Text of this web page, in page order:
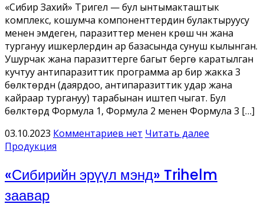
«Сибир Захий» Тригел — бул ынтымакташтык
комплекс, кошумча компоненттердин булактыруусу
менен эмдеген, паразиттер менен күрөшүү үчүн жана
тургануу ишкерлердин ар базасында сунуш кылынган.
Ушурчак жана паразиттерге багыт берүүгө каратылган
кучтуу антипаразиттик программа ар бир жакка 3
бөлүктөрдүн (даярдоо, антипаразиттик удар жана
кайраар тургануу) тарабынан иштеп чыгат. Бул
бөлүктөрдү Формула 1, Формула 2 менен Формула 3 […]
03.10.2023 Комментариев нет Читать далее
Продукция
«Сибирийн эрүүл мэнд» Trihelm
заавар